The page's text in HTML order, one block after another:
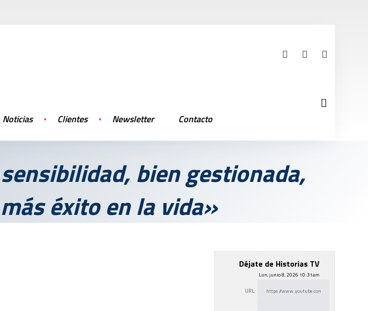
Noticias Clientes Newsletter Contacto
bien gestionada,
éxito en la vida»
Déjate de Historias TV
Lun, junio 8, 2026 10:31am
URL: